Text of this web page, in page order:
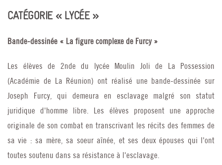
CATÉGORIE « LYCÉE »
Bande-dessinée « La figure complexe de Furcy »
Les élèves de 2nde du lycée Moulin Joli de La Possession
(Académie de La Réunion) ont réalisé une bande-dessinée sur
Joseph Furcy, qui demeura en esclavage malgré son statut
juridique d'homme libre. Les élèves proposent une approche
originale de son combat en transcrivant les récits des femmes de
sa vie : sa mère, sa soeur aînée, et ses deux épouses qui l'ont
toutes soutenu dans sa résistance à l'esclavage.